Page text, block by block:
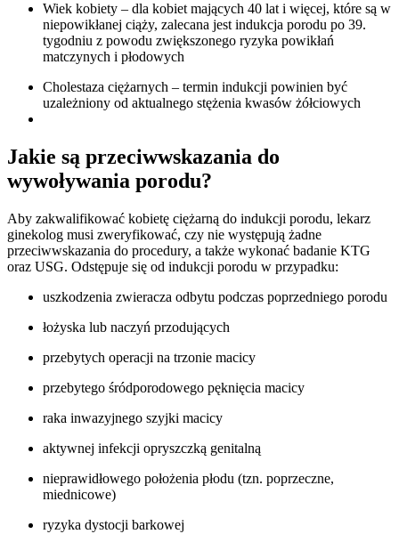
Wiek kobiety – dla kobiet mających 40 lat i więcej, które są w
niepowikłanej ciąży, zalecana jest indukcja porodu po 39.
tygodniu z powodu zwiększonego ryzyka powikłań
matczynych i płodowych
Cholestaza ciężarnych – termin indukcji powinien być
uzależniony od aktualnego stężenia kwasów żółciowych
Jakie są przeciwwskazania do
wywoływania porodu?
Aby zakwalifikować kobietę ciężarną do indukcji porodu, lekarz
ginekolog musi zweryfikować, czy nie występują żadne
przeciwwskazania do procedury, a także wykonać badanie KTG
oraz USG. Odstępuje się od indukcji porodu w przypadku:
uszkodzenia zwieracza odbytu podczas poprzedniego porodu
łożyska lub naczyń przodujących
przebytych operacji na trzonie macicy
przebytego śródporodowego pęknięcia macicy
raka inwazyjnego szyjki macicy
aktywnej infekcji opryszczką genitalną
nieprawidłowego położenia płodu (tzn. poprzeczne,
miednicowe)
ryzyka dystocji barkowej